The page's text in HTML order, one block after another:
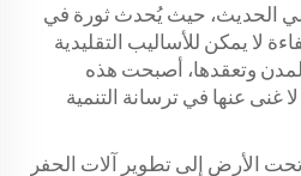
الحديث، حيث يُحدث ثورة في
لا يمكن للأساليب التقليدية
المدن وتعقدها، أصبحت هذه
غنى عنها في ترسانة التنمية
تحت الأرض إلى تطوير آلات الحفر